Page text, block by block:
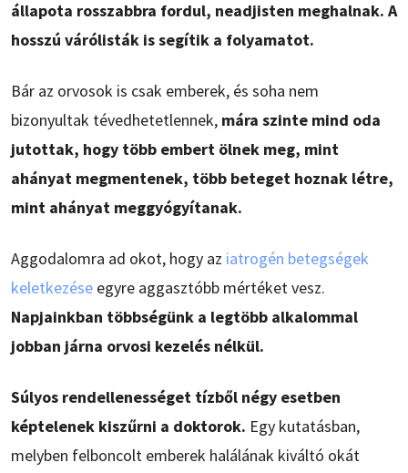
állapota rosszabbra fordul, neadjisten meghalnak. A
hosszú várólisták is segítik a folyamatot.
Bár az orvosok is csak emberek, és soha nem
bizonyultak tévedhetetlennek, mára szinte mind oda
jutottak, hogy több embert ölnek meg, mint
ahányat megmentenek, több beteget hoznak létre,
mint ahányat meggyógyítanak.
Aggodalomra ad okot, hogy az iatrogén betegségek
keletkezése egyre aggasztóbb mértéket vesz.
Napjainkban többségünk a legtöbb alkalommal
jobban járna orvosi kezelés nélkül.
Súlyos rendellenességet tízből négy esetben
képtelenek kiszűrni a doktorok. Egy kutatásban,
melyben felboncolt emberek halálának kiváltó okát